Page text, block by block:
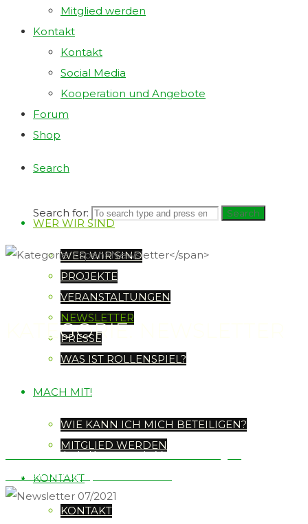
Mitglied werden
Kontakt
Kontakt
Social Media
Kooperation und Angebote
Forum
Shop
Search
Search for: Search
WER WIR SIND
WER WIR SIND
PROJEKTE
VERANSTALTUNGEN
NEWSLETTER
PRESSE
WAS IST ROLLENSPIEL?
MACH MIT!
WIE KANN ICH MICH BETEILIGEN?
MITGLIED WERDEN
KONTAKT
KONTAKT
KATEGORIE: NEWSLETTER
Der Holzschuh: Kommende Veranstaltungen
modell-hobby-spiel Messe 2021